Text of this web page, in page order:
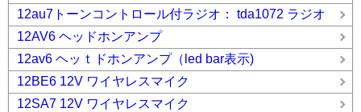
12au7トーンコントロール付ラジオ： tda1072 ラジオ
12AV6 ヘッドホンアンプ
12av6 ヘッｔドホンアンプ（led bar表示)
12BE6 12V ワイヤレスマイク
12SA7 12V ワイヤレスマイク